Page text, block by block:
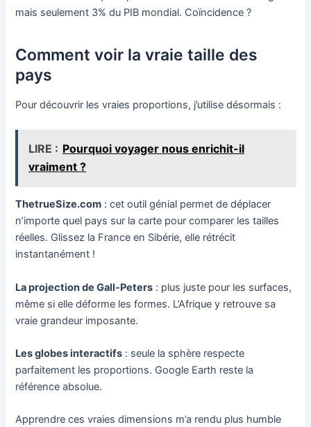
mais seulement 3% du PIB mondial. Coïncidence ?
Comment voir la vraie taille des
pays
Pour découvrir les vraies proportions, j’utilise désormais :
LIRE : Pourquoi voyager nous enrichit-il
vraiment ?
ThetrueSize.com : cet outil génial permet de déplacer
n’importe quel pays sur la carte pour comparer les tailles
réelles. Glissez la France en Sibérie, elle rétrécit
instantanément !
La projection de Gall-Peters : plus juste pour les surfaces,
même si elle déforme les formes. L’Afrique y retrouve sa
vraie grandeur imposante.
Les globes interactifs : seule la sphère respecte
parfaitement les proportions. Google Earth reste la
référence absolue.
Apprendre ces vraies dimensions m’a rendu plus humble